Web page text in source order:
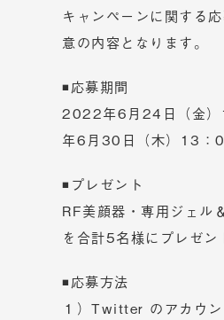
キャンペーンに関する
意の内容となります。
◾応募期間
2022年6月24日（金
年6月30日（木）13：
◾プレゼント
RF美顔器・専用ジェル
を合計5名様にプレゼン
◾応募方法
１）Twitter のアカウ